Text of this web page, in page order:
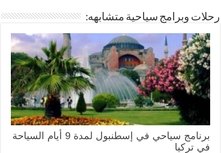
رحلات وبرامج سياحية متشابهه:
برنامج سياحي في إسطنبول لمدة 9 أيام السياحة
في تركيا